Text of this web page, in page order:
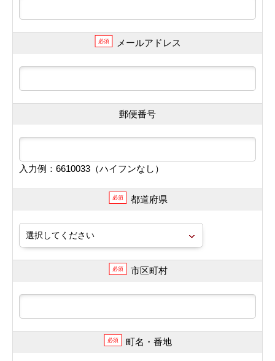
必須 メールアドレス
郵便番号
入力例：6610033（ハイフンなし）
必須 都道府県
必須 市区町村
必須 町名・番地